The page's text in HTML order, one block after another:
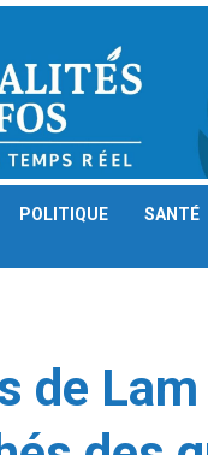
POLITIQUE SANTÉ
de